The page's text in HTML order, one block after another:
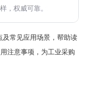
，权威可靠。
及常见应用场景，帮助读
注意事项，为工业采购